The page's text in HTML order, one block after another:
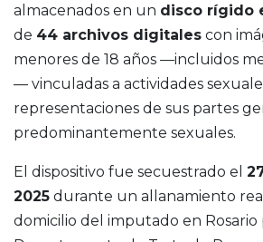
almacenados en un disco rígido
de 44 archivos digitales con
menores de 18 años —incluidos
— vinculadas a actividades
representaciones de sus partes
predominantemente sexuales.
El dispositivo fue secuestrado el
2025 durante un allanamiento
domicilio del imputado en Rosario